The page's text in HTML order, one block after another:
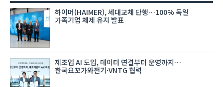
하이머(HAIMER), 세대교체 단행…100% 독일
가족기업 체제 유지 발표
제조업 AI 도입, 데이터 연결부터 운영까지…
한국요꼬가와전기·VNTG 협력